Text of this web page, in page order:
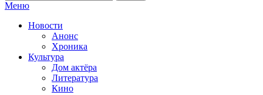
Меню
Новости
Анонс
Хроника
Культура
Дом актёра
Литература
Кино